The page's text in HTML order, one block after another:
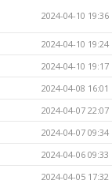
2024-04-10 19:36
2024-04-10 19:24
2024-04-10 19:17
2024-04-08 16:01
2024-04-07 22:07
2024-04-07 09:34
2024-04-06 09:33
2024-04-05 17:32